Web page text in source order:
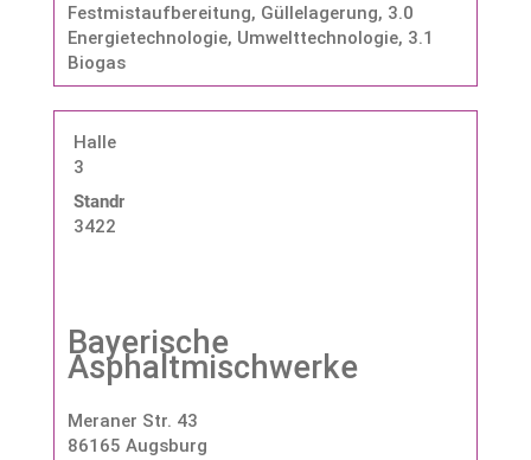
Festmistaufbereitung, Güllelagerung, 3.0
Energietechnologie, Umwelttechnologie, 3.1
Biogas
Halle
3
Standnummer:
3422
Bayerische
Asphaltmischwerke
Meraner Str. 43
86165 Augsburg